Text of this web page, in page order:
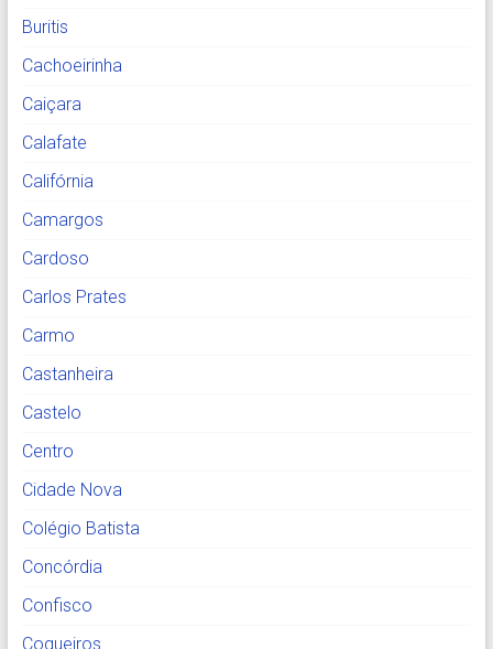
Buritis
Cachoeirinha
Caiçara
Calafate
Califórnia
Camargos
Cardoso
Carlos Prates
Carmo
Castanheira
Castelo
Centro
Cidade Nova
Colégio Batista
Concórdia
Confisco
Coqueiros